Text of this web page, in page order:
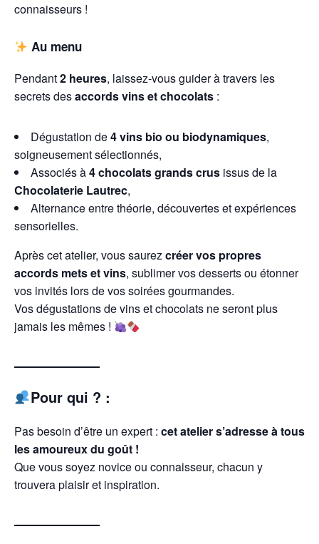
connaisseurs !
Au menu
Pendant2 heures, laissez-vous guider à travers les
secrets desaccords vins et chocolats :
Dégustation de4 vins bio ou biodynamiques,
soigneusement sélectionnés,
Associés à4 chocolats grands crus issus de la
Chocolaterie Lautrec,
Alternance entre théorie, découvertes et expériences
sensorielles.
Après cet atelier, vous saurezcréer vos propres
accords mets et vins, sublimer vos desserts ou étonner
vos invités lors de vos soirées gourmandes.
Vos dégustations de vins et chocolats ne seront plus
jamais les mêmes !
——————
Pour qui ? :
Pas besoin d’être un expert : cet atelier s’adresse à tous
les amoureux du goût !
Que vous soyez novice ou connaisseur, chacun y
trouvera plaisir et inspiration.
——————